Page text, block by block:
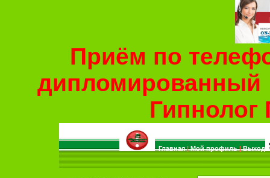
Приём по
дипломированный
Гипнолог
Главная|Мой профиль|Выход